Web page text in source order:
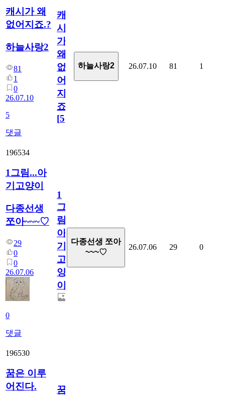
캐시가 왜
없어지죠.?
하늘사랑2
81
1
0
26.07.10
5
댓글
캐
시
가
왜
없
어
지
죠.?
[5]
하늘사랑2 26.07.10 81 1
196534
1그림...아
기고양이
다종선생
쪼아~~~♡
29
0
0
26.07.06
0
댓글
1
그
림...
아
기
고
양
이
다종선생 쪼아
~~~♡
26.07.06 29 0
196530
꿈은 이루
어진다.
꿈